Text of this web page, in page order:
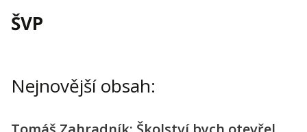
Podcasty
Solo
Inzerce
ŠVP
Nejnovější obsah: